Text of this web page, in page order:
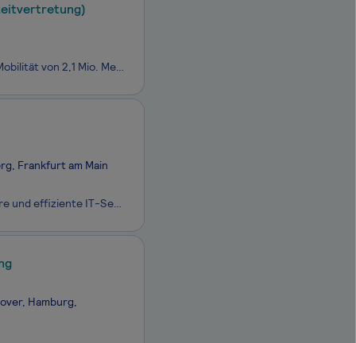
Wir - als Mitteldeutscher Verkehrsverbund (MDV) - sorgen für eine nachhaltige Mobilität von 2,1 Mio. Menschen in Teilen von Sachsen, Sachsen-Anhalt und Thüringen. Unsere Vision ist es, Mitteldeutschland verkehrlich zu vernetzen und einen kundenfreundlichen Öffentlichen Personennahverkehr (ÖPNV) zu o
Frankfurt am Main
Als primärer Digitalisierungspartner der Bundeswehr erbringen wir stabile, sichere und effiziente IT-Services im In- und Ausland, vom Grundbetrieb bis in den einsatznahen Bereich und tragen so zur kontinuierlichen Erhöhung der Führungs- und Einsatzfähigkeit der Bundeswehr bei. Mit über 8.000 Kolleg*
Hamburg,